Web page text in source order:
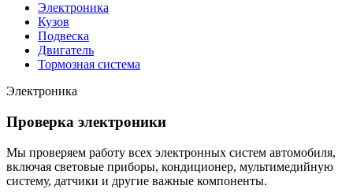
Электроника
Кузов
Подвеска
Двигатель
Тормозная система
Электроника
Проверка электроники
Мы проверяем работу всех электронных систем автомобиля,
включая световые приборы, кондиционер, мультимедийную
систему, датчики и другие важные компоненты.